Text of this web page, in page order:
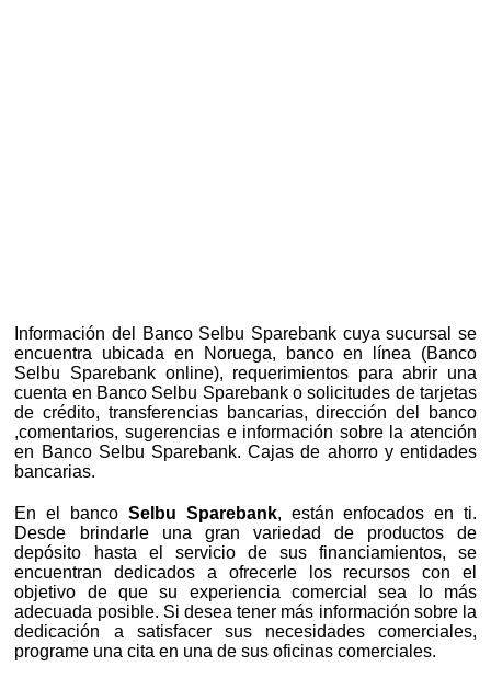
Información del Banco Selbu Sparebank cuya sucursal se
encuentra ubicada en Noruega, banco en línea (Banco
Selbu Sparebank online), requerimientos para abrir una
cuenta en Banco Selbu Sparebank o solicitudes de tarjetas
de crédito, transferencias bancarias, dirección del banco
,comentarios, sugerencias e información sobre la atención
en Banco Selbu Sparebank. Cajas de ahorro y entidades
bancarias.
En el banco Selbu Sparebank, están enfocados en ti.
Desde brindarle una gran variedad de productos de
depósito hasta el servicio de sus financiamientos, se
encuentran dedicados a ofrecerle los recursos con el
objetivo de que su experiencia comercial sea lo más
adecuada posible. Si desea tener más información sobre la
dedicación a satisfacer sus necesidades comerciales,
programe una cita en una de sus oficinas comerciales.